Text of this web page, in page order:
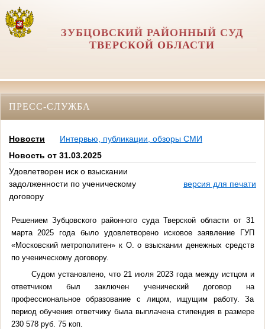
ЗУБЦОВСКИЙ РАЙОННЫЙ СУД
ТВЕРСКОЙ ОБЛАСТИ
ПРЕСС-СЛУЖБА
Новости
Интервью, публикации, обзоры СМИ
Новость от 31.03.2025
Удовлетворен иск о взыскании
задолженности по ученическому
договору
версия для печати
Решением Зубцовского районного суда Тверской области от 31
марта 2025 года было удовлетворено исковое заявление ГУП
«Московский метрополитен» к О. о взыскании денежных средств
по ученическому договору.
Судом установлено, что 21 июля 2023 года между истцом и
ответчиком был заключен ученический договор на
профессиональное образование с лицом, ищущим работу. За
период обучения ответчику была выплачена стипендия в размере
230 578 руб. 75 коп.